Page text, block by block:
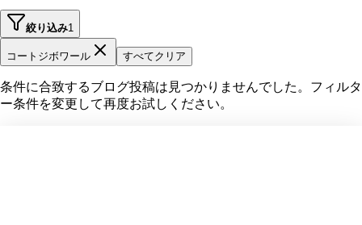
絞り込み1
コートジボワール すべてクリア
条件に合致するブログ投稿は見つかりませんでした。フィルタ
ー条件を変更して再度お試しください。